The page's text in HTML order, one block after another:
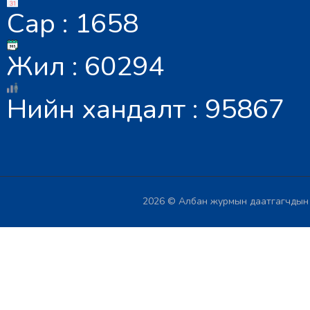
Сар : 1658
Жил : 60294
Нийн хандалт : 95867
2026 © Албан журмын даатгагчдын